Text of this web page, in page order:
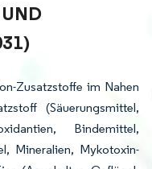
P
Zusatzstoffe im Nahen
(Säuerungsmittel,
Bindemittel,
Mineralien, Mykotoxin-